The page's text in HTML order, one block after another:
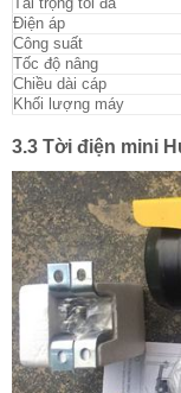
Điện áp
Công suất
Tốc độ nâng
Chiều dài cáp
Khối lượng máy
3.3 Tời điện mini